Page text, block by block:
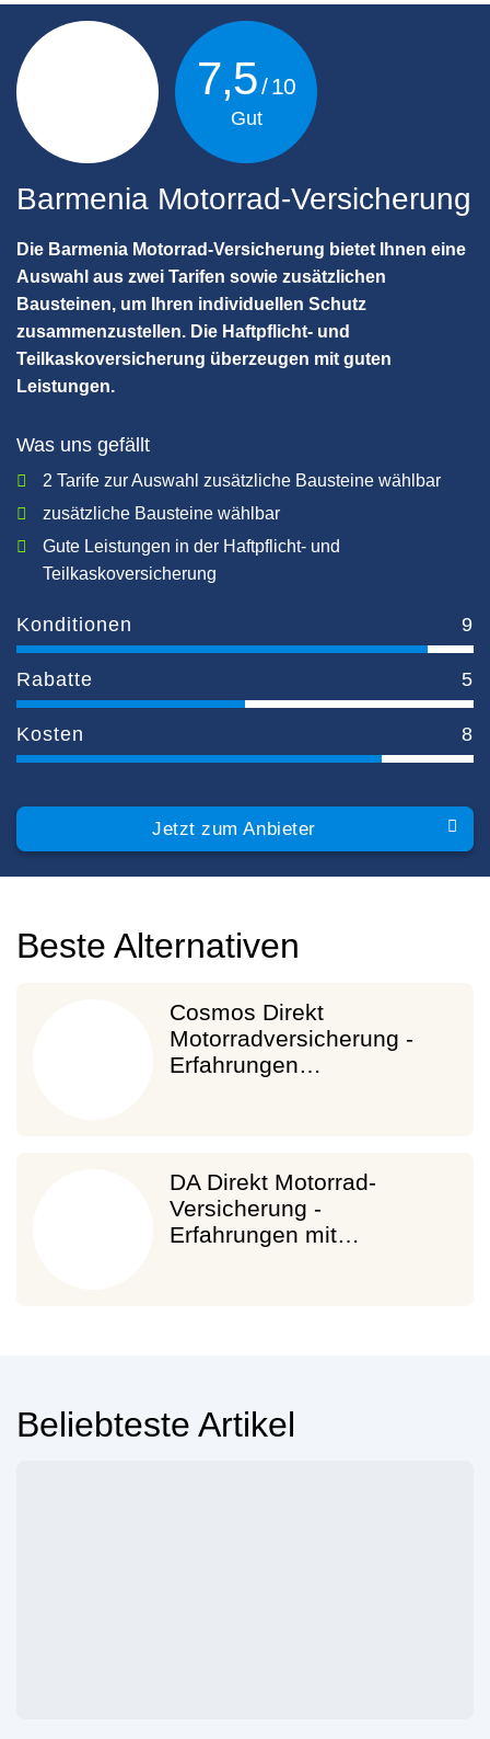
Barmenia Motorrad-Versicherung
Die Barmenia Motorrad-Versicherung bietet Ihnen eine
Auswahl aus zwei Tarifen sowie zusätzlichen
Bausteinen, um Ihren individuellen Schutz
zusammenzustellen. Die Haftpflicht- und
Teilkaskoversicherung überzeugen mit guten
Leistungen.
Was uns gefällt
2 Tarife zur Auswahl zusätzliche Bausteine wählbar
zusätzliche Bausteine wählbar
Gute Leistungen in der Haftpflicht- und
Teilkaskoversicherung
Konditionen 9
Rabatte 5
Kosten 8
7,5
Gut
Jetzt zum Anbieter
Beste Alternativen
Cosmos Direkt
Motorradversicherung -
Erfahrungen…
DA Direkt Motorrad-
Versicherung -
Erfahrungen mit…
Beliebteste Artikel